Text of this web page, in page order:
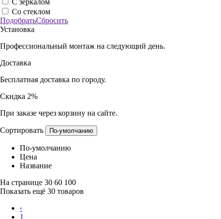
Дуб молочный
Дуб натуральный
Дуб патинированный
Дуб пацифик
Дуб песочный
дуб светлый
Дуб скай бежевый
Дуб скай белый
дуб темный